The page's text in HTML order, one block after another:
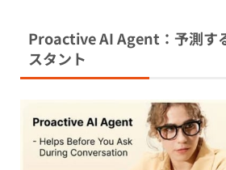
Proactive AI Agent：予測す
スタント